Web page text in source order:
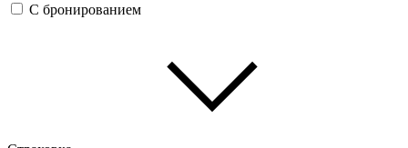
С бронированием